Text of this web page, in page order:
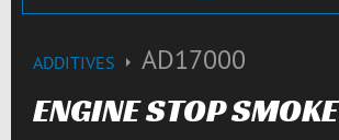
ADDITIVES AD17000
ENGINE STOP SMOKE